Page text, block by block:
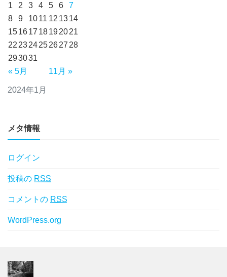
2024年1月
« 5月 11月 »
1 2 3 4 5 6
7
8
9 1011 12 1314
151617 18192021
22 2324252627 28
293031
メタ情報
ログイン
投稿の RSS
コメントの RSS
WordPress.org